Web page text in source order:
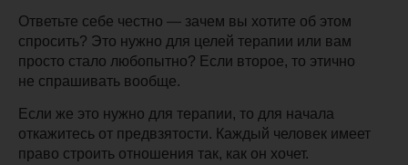
Ответьте себе честно — зачем вы хотите об этом
спросить? Это нужно для целей терапии или вам
просто стало любопытно? Если второе, то этично
не спрашивать вообще.
Если же это нужно для терапии, то для начала
откажитесь от предвзятости. Каждый человек имеет
право строить отношения так, как он хочет.